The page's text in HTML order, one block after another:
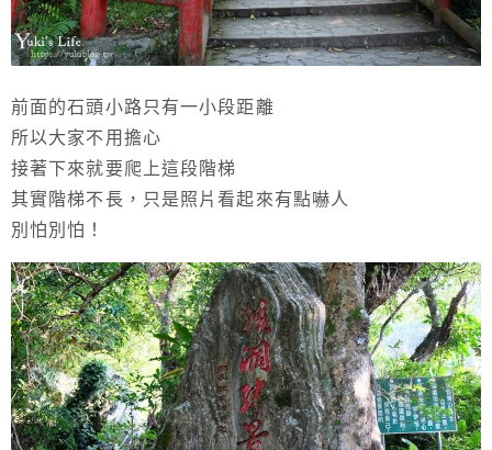
前面的石頭小路只有一小段距離
所以大家不用擔心
接著下來就要爬上這段階梯
其實階梯不長，只是照片看起來有點嚇人
別怕別怕！